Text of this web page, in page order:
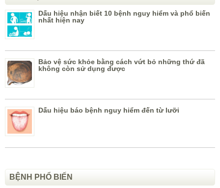
Dấu hiệu nhận biết 10 bệnh nguy hiểm và phổ biến
nhất hiện nay
Bảo vệ sức khỏe bằng cách vứt bỏ những thứ đã
không còn sử dụng được
Dấu hiệu báo bệnh nguy hiểm đến từ lưỡi
BỆNH PHỔ BIẾN